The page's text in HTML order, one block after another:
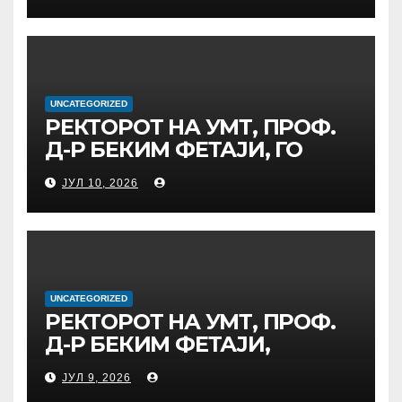
ПРЕДВОДИ
МЕЃУНАРОДНАТА
ДИГИТАЛНО
ОБРАЗОВАНИЕ И
ГЛОБАЛНО ГРАЃАНСТВО
UNCATEGORIZED
РЕКТОРОТ НА УМТ, ПРОФ.
Д-Р БЕКИМ ФЕТАЈИ, ГО
ПРЕЧЕКА НА ОФИЦИЈАЛНА
СРЕДБА ГЕНЕРАЛНИОТ
ДИРЕКТОР НА АД МЕПСО,
Д-Р БУРИМ ЛАТИФИ
ЈУЛ 10, 2026
UNCATEGORIZED
РЕКТОРОТ НА УМТ, ПРОФ.
Д-Р БЕКИМ ФЕТАЈИ,
ОДРЖА РАБОТНА СРЕДБА
СО ДИРЕКТОРОТ ОД
ЈУЛ 9, 2026